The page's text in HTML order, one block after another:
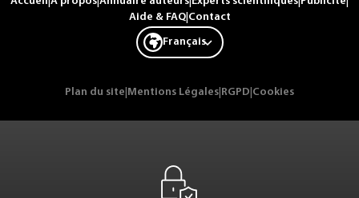
Aide & FAQ| Contact
Français
Plan du site Mentions Légales RGPD Cookies